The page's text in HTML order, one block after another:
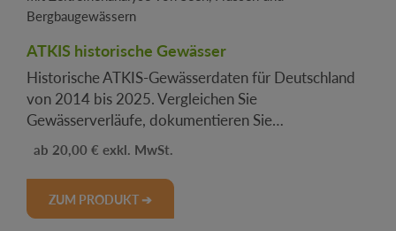
ATKIS historische Gewässer
Historische ATKIS-Gewässerdaten für Deutschland
von 2014 bis 2025. Vergleichen Sie
Gewässerverläufe, dokumentieren Sie
Veränderungen und nutzen Sie rechtssichere
Planung.
Regulärer Preis:
20,00 €
ZUM PRODUKT ➔